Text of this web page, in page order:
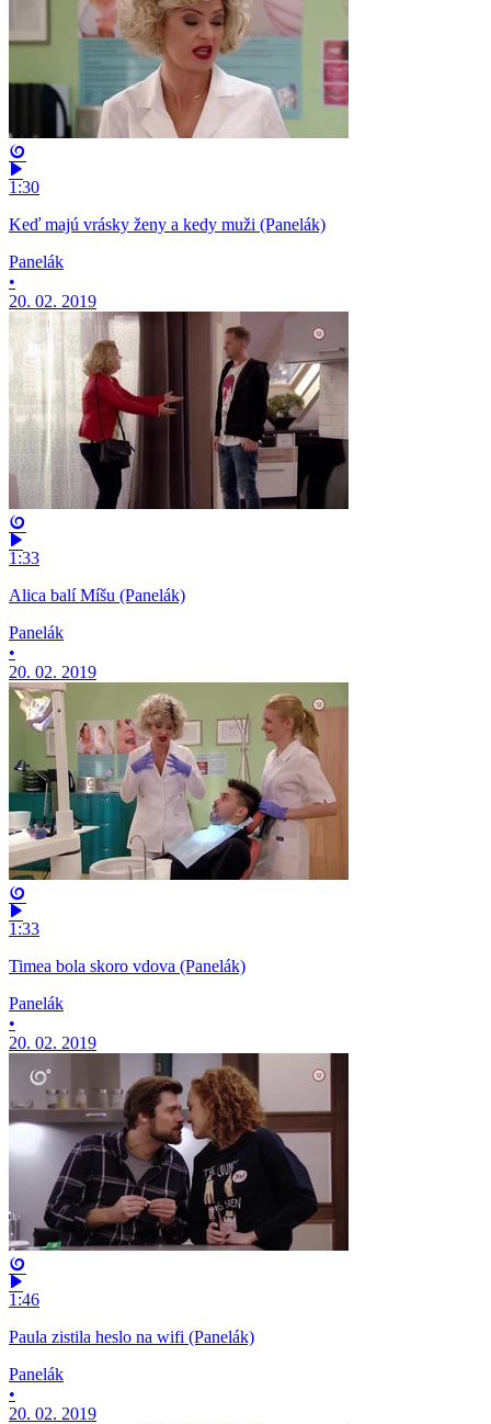
1:30
Keď majú vrásky ženy a kedy muži (Panelák)
Panelák
•
20. 02. 2019
1:33
Alica balí Míšu (Panelák)
Panelák
•
20. 02. 2019
1:33
Timea bola skoro vdova (Panelák)
Panelák
•
20. 02. 2019
1:46
Paula zistila heslo na wifi (Panelák)
Panelák
•
20. 02. 2019